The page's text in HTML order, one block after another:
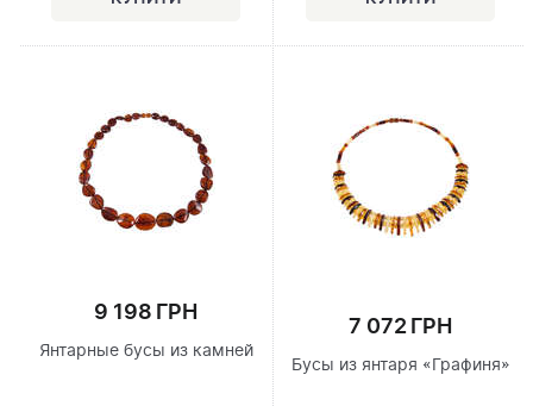
9 198 ГРН
Янтарные бусы из камней
7 072 ГРН
Бусы из янтаря «Графиня»